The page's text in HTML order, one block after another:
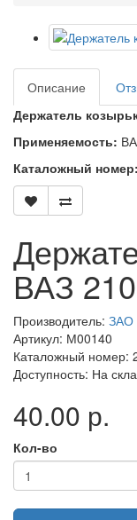
Описание
Держатель
Применяемость:
Каталожный номер:
ВАЗ
Производитель: ЗАО
Артикул: М00140
Каталожный номер:
Доступность: На
40.00 р.
Кол-во